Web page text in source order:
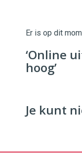
Digital
96 54
Er is op dit
‘Online
hoog’
Je kunt